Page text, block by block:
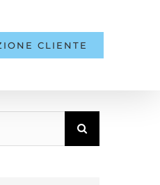
CLIENTE